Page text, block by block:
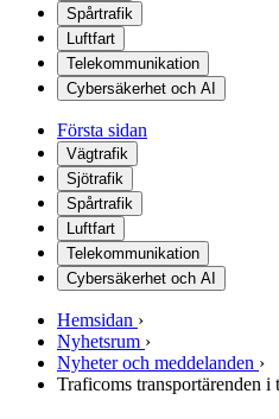
Spårtrafik
Luftfart
Telekommunikation
Cybersäkerhet och AI
Första sidan
Vägtrafik
Sjötrafik
Spårtrafik
Luftfart
Telekommunikation
Cybersäkerhet och AI
Hemsidan ›
Nyhetsrum ›
Nyheter och meddelanden ›
Traficoms transportärenden